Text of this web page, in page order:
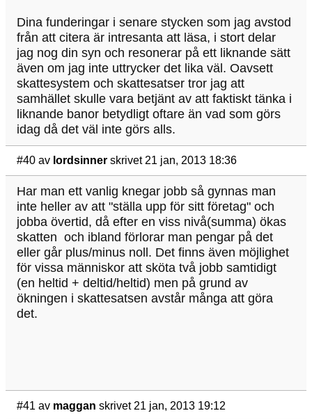
Dina funderingar i senare stycken som jag avstod
från att citera är intresanta att läsa, i stort delar
jag nog din syn och resonerar på ett liknande sätt
även om jag inte uttrycker det lika väl. Oavsett
skattesystem och skattesatser tror jag att
samhället skulle vara betjänt av att faktiskt tänka i
liknande banor betydligt oftare än vad som görs
idag då det väl inte görs alls.
#40 av lordsinner skrivet 21 jan, 2013 18:36
Har man ett vanlig knegar jobb så gynnas man
inte heller av att "ställa upp för sitt företag" och
jobba övertid, då efter en viss nivå(summa) ökas
skatten och ibland förlorar man pengar på det
eller går plus/minus noll. Det finns även möjlighet
för vissa människor att sköta två jobb samtidigt
(en heltid + deltid/heltid) men på grund av
ökningen i skattesatsen avstår många att göra
det.
#41 av maggan skrivet 21 jan, 2013 19:12